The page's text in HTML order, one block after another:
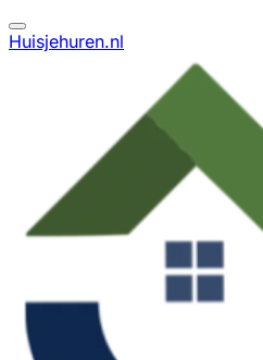
Huisjehuren.nl